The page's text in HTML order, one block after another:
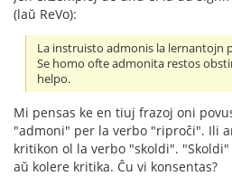
(laŭ ReVo):
La instruisto admonis la lernantojn
Se homo ofte admonita restos
helpo.
Mi pensas ke en tiuj frazoj oni
"admoni" per la verbo "riproĉi". Ili
kritikon ol la verbo "skoldi".
aŭ kolere kritika. Ĉu vi konsentas?